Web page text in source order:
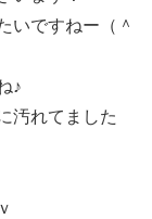
いですねー（＾
♪
汚れてました